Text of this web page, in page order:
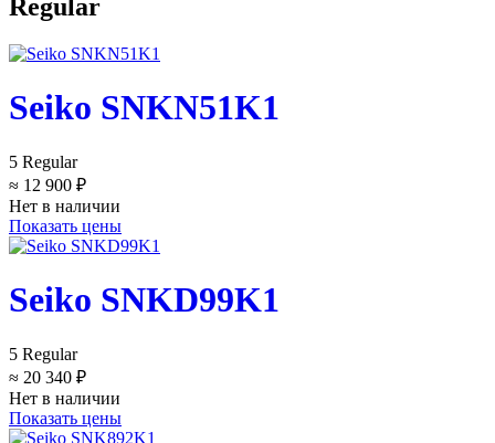
Regular
Seiko SNKN51K1
5 Regular
≈ 12 900 ₽
Нет в наличии
Показать цены
Seiko SNKD99K1
5 Regular
≈ 20 340 ₽
Нет в наличии
Показать цены